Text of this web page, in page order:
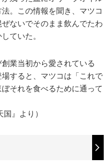
。この情報を聞き、マツコ
ないでそのまま飲んでたわ
ていた。
業当初から愛されている
場すると、マツコは「これで
それを食べるために通って
』より）